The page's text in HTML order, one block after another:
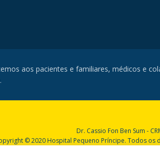
aos pacientes e familiares, médicos e
Dr. Cassio Fon Ben Sum -
© 2020 Hospital Pequeno Príncipe. Todos os